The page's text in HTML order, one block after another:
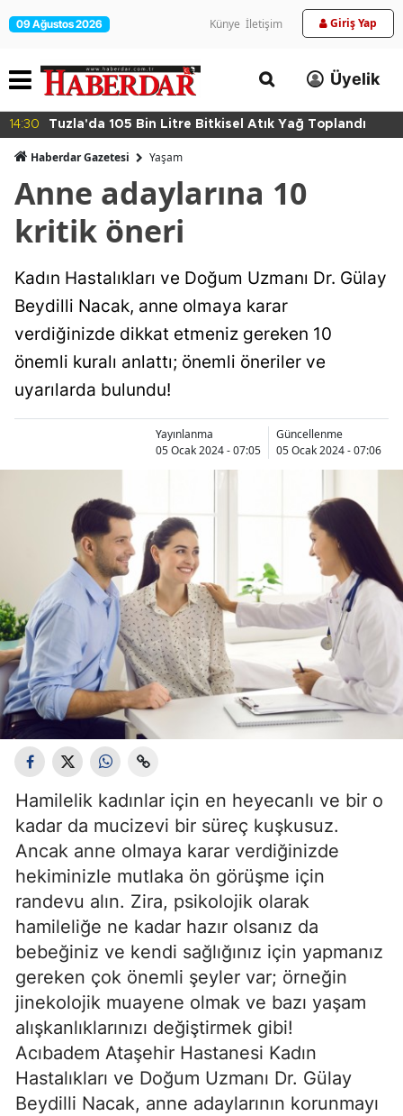
09 Ağustos 2026 Künye İletişim Giriş Yap
Üyelik
Bin Litre Bitkisel Atık Yağ Toplandı 14:27 Maltepe’de
Haberdar Gazetesi Yaşam
Anne adaylarına 10
kritik öneri
Kadın Hastalıkları ve Doğum Uzmanı Dr. Gülay
Beydilli Nacak, anne olmaya karar
verdiğinizde dikkat etmeniz gereken 10
önemli kuralı anlattı; önemli öneriler ve
uyarılarda bulundu!
Yayınlanma
05 Ocak 2024 - 07:05
Güncellenme
05 Ocak 2024 - 07:06
Hamilelik kadınlar için en heyecanlı ve bir o
kadar da mucizevi bir süreç kuşkusuz.
Ancak anne olmaya karar verdiğinizde
hekiminizle mutlaka ön görüşme için
randevu alın. Zira, psikolojik olarak
hamileliğe ne kadar hazır olsanız da
bebeğiniz ve kendi sağlığınız için yapmanız
gereken çok önemli şeyler var; örneğin
jinekolojik muayene olmak ve bazı yaşam
alışkanlıklarınızı değiştirmek gibi!
Acıbadem Ataşehir Hastanesi Kadın
Hastalıkları ve Doğum Uzmanı Dr. Gülay
Beydilli Nacak, anne adaylarının korunmayı